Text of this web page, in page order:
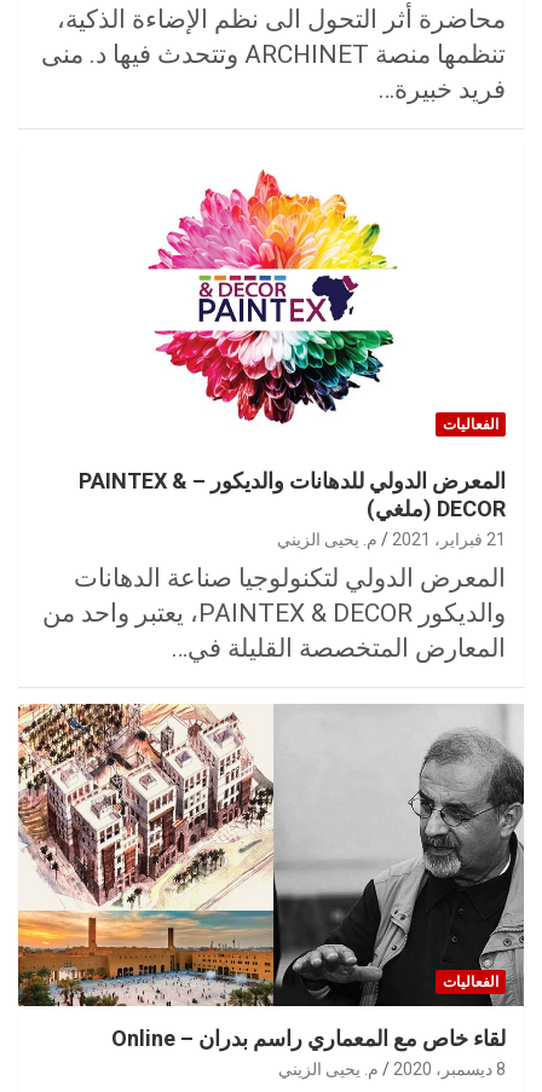
محاضرة أثر التحول الى نظم الإضاءة الذكية،
تنظمها منصة ARCHINET وتتحدث فيها د. منى
فريد خبيرة…
الفعاليات
المعرض الدولي للدهانات والديكور – PAINTEX &
DECOR (ملغي)
21 فبراير، 2021 م. يحيى الزيني
المعرض الدولي لتكنولوجيا صناعة الدهانات
والديكور PAINTEX & DECOR، يعتبر واحد من
المعارض المتخصصة القليلة في…
الفعاليات
لقاء خاص مع المعماري راسم بدران – Online
8 ديسمبر، 2020 م. يحيى الزيني